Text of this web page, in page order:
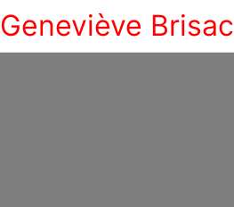
Geneviève Brisac